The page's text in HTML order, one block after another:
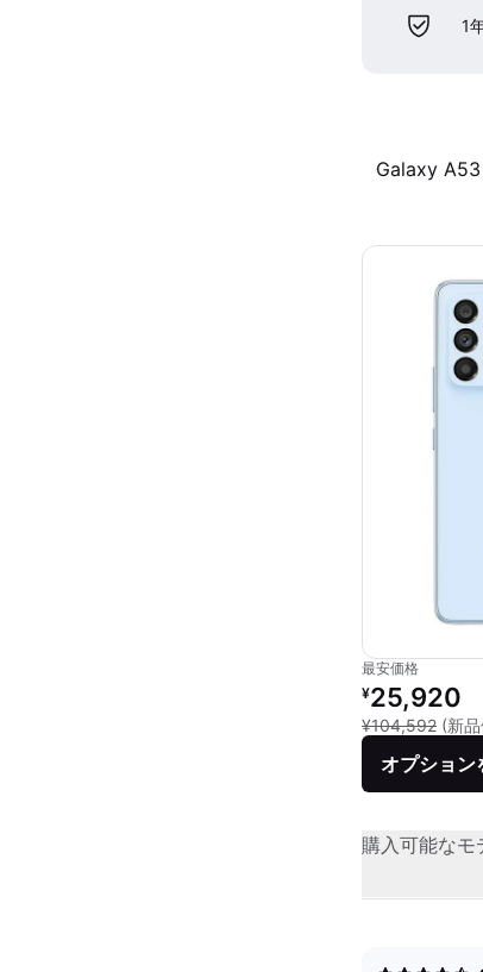
1
Galaxy
最安価格
リファービッシ
¥25,920
¥104,592 (新
オプション
購入可能なモ